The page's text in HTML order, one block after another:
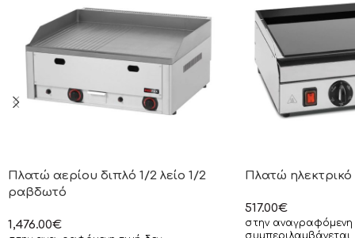
Πλατώ αερίου διπλό 1/2 λείο 1/2
ραβδωτό
1,476.00€
Πλατώ
517.00€
στην αναγραφόμενη